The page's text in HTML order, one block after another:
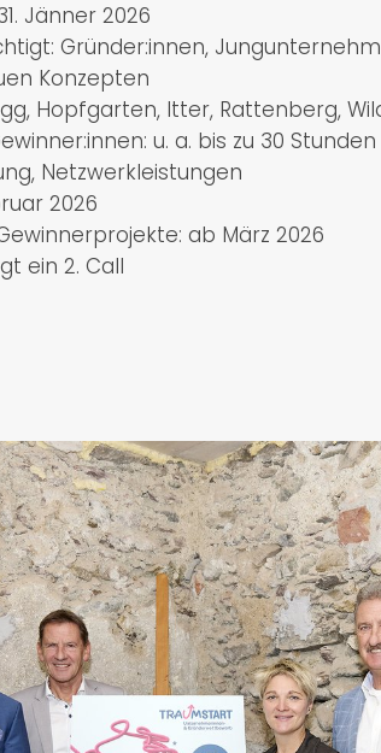
Jänner 2026
Gründer:innen,
Konzepten
Hopfgarten, Itter, Rattenberg,
u. a. bis zu 30
Netzwerkleistungen
2026
ab März 2026
ein 2. Call